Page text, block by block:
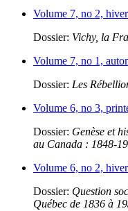
Volume 7, no 2,
Dossier: Vichy, la
Volume 7, no 1,
Dossier: Les
Volume 6, no 3,
Dossier: Genèse et
au Canada : 1848-
Volume 6, no 2,
Dossier: Question
Québec de 1836 à